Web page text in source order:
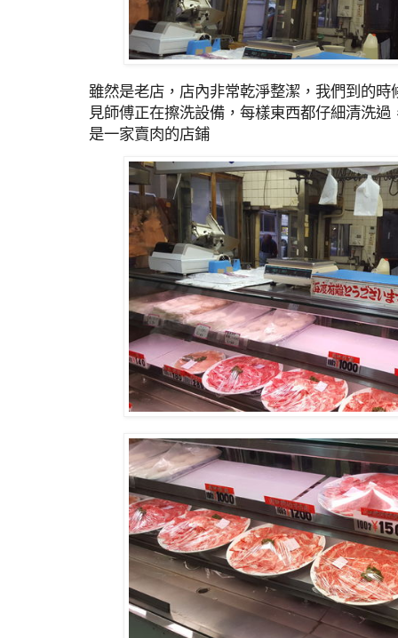
雖然是老店，店內非常乾淨整潔，我們到的
見師傅正在擦洗設備，每樣東西都仔細清洗
是一家賣肉的店鋪